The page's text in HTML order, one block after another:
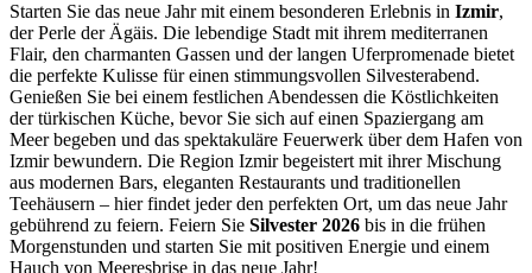
Starten Sie das neue Jahr mit einem besonderen Erlebnis in Izmir,
der Perle der Ägäis. Die lebendige Stadt mit ihrem mediterranen
Flair, den charmanten Gassen und der langen Uferpromenade bietet
die perfekte Kulisse für einen stimmungsvollen Silvesterabend.
Genießen Sie bei einem festlichen Abendessen die Köstlichkeiten
der türkischen Küche, bevor Sie sich auf einen Spaziergang am
Meer begeben und das spektakuläre Feuerwerk über dem Hafen von
Izmir bewundern. Die Region Izmir begeistert mit ihrer Mischung
aus modernen Bars, eleganten Restaurants und traditionellen
Teehäusern – hier findet jeder den perfekten Ort, um das neue Jahr
gebührend zu feiern. Feiern Sie Silvester 2026 bis in die frühen
Morgenstunden und starten Sie mit positiven Energie und einem
Hauch von Meeresbrise in das neue Jahr!